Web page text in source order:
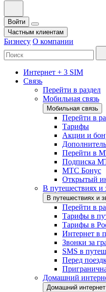
Войти
Частным клиентам
Бизнесу О компании
Интернет + 3 SIM
Связь
Перейти в раздел
Мобильная связь
Мобильная связь
Перейти в
Тарифы
Акции и
Перейти в
Подписка
МТС Бонус
Открытый
В путешествиях и
В путешествиях и
Перейти в
Тарифы в
Тарифы в
Интернет в
Звонки за
SMS в
Перед
Домашний
Домашний